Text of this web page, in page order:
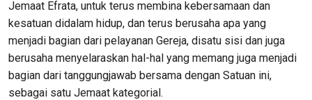
Jemaat Efrata, untuk terus membina kebersamaan dan
kesatuan didalam hidup, dan terus berusaha apa yang
menjadi bagian dari pelayanan Gereja, disatu sisi dan juga
berusaha menyelaraskan hal-hal yang memang juga menjadi
bagian dari tanggungjawab bersama dengan Satuan ini,
sebagai satu Jemaat kategorial.